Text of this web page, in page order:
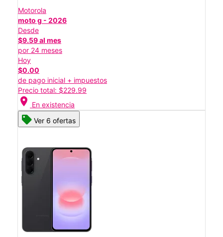
Motorola
moto g - 2026
Desde
$9.59 al mes
por 24 meses
Hoy
$0.00
de pago inicial + impuestos
Precio total: $229.99
location_on En existencia
Ver 6 ofertas